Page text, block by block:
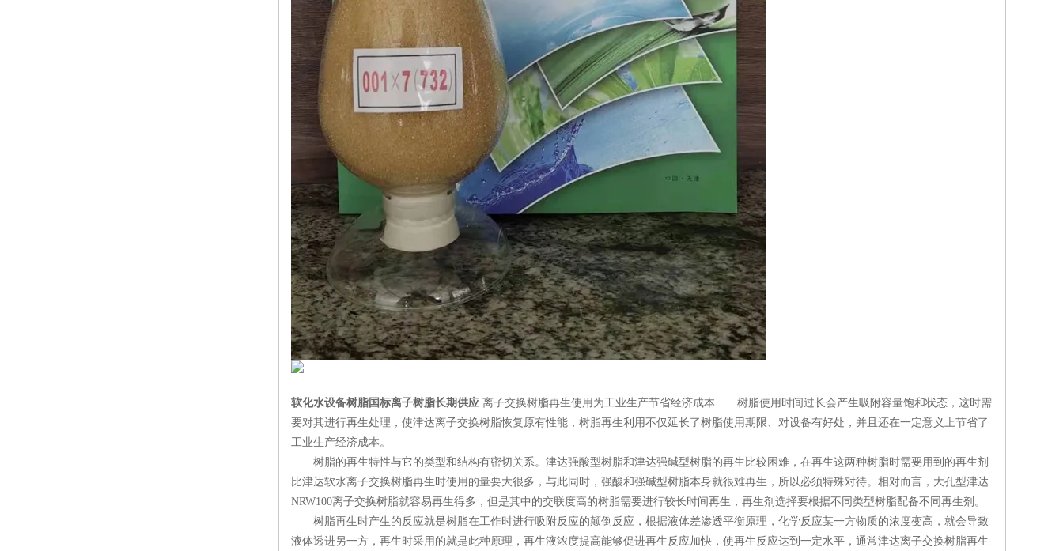
软化水设备树脂国标离子树脂长期供应 离子交换树脂再生使用为工业生产节省经济成本 树脂使用时间过长会产生吸附容量饱和状态，这时需
要对其进行再生处理，使津达离子交换树脂恢复原有性能，树脂再生利用不仅延长了树脂使用期限、对设备有好处，并且还在一定意义上节省了
工业生产经济成本。
树脂的再生特性与它的类型和结构有密切关系。津达强酸型树脂和津达强碱型树脂的再生比较困难，在再生这两种树脂时需要用到的再生剂
比津达软水离子交换树脂再生时使用的量要大很多，与此同时，强酸和强碱型树脂本身就很难再生，所以必须特殊对待。相对而言，大孔型津达
NRW100离子交换树脂就容易再生得多，但是其中的交联度高的树脂需要进行较长时间再生，再生剂选择要根据不同类型树脂配备不同再生剂。
树脂再生时产生的反应就是树脂在工作时进行吸附反应的颠倒反应，根据液体差渗透平衡原理，化学反应某一方物质的浓度变高，就会导致
液体透进另一方，再生时采用的就是此种原理，再生液浓度提高能够促进再生反应加快，使再生反应达到一定水平，通常津达离子交换树脂再生